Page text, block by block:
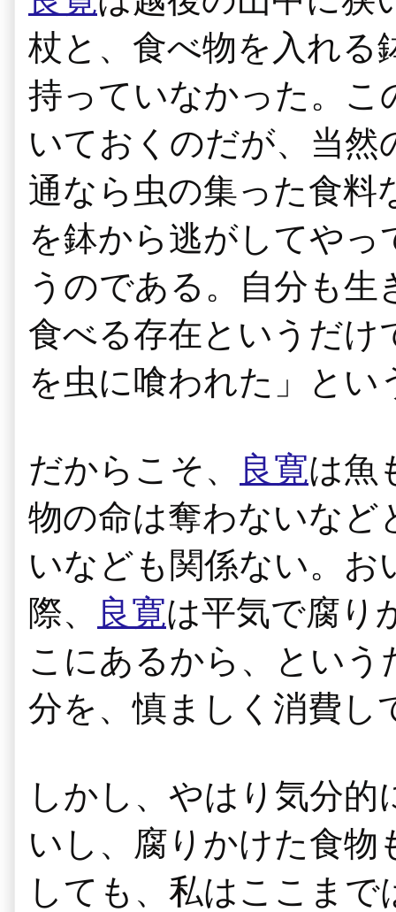
杖と、食べ物を入れる
持っていなかった。こ
いておくのだが、当
通なら虫の集った食料
を鉢から逃がしてや
うのである。自分も
食べる存在というだけ
を虫に喰われた」と
だからこそ、 良寛は魚
物の命は奪わないなど
いなども関係ない。
際、
良寛は平気で腐り
こにあるから、とい
分を、慎ましく消費し
しかし、やはり気分
いし、腐りかけた食
しても、私はここま